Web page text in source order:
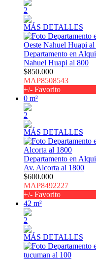
2
MÁS DETALLES
Departamento en
Nahuel Huapi al 800
$850.000
MAP8508543
+/- Favorito
0 m²
2
MÁS DETALLES
Departamento en
Av. Alcorta al 1800
$600.000
MAP8492227
+/- Favorito
42 m²
2
MÁS DETALLES